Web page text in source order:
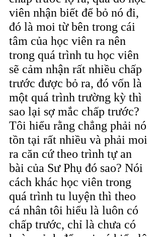
viên nhận biết để bỏ nó đi,
đó là moi từ bên trong cái
tâm của học viên ra nên
trong quá trình tu học viên
sẽ cảm nhận rất nhiều chấp
trước được bỏ ra, đó vốn là
một quá trình trường kỳ thì
sao lại sợ mắc chấp trước?
Tôi hiểu rằng chẳng phải nó
tồn tại rất nhiều và phải moi
ra căn cứ theo trình tự an
bài của Sư Phụ đó sao? Nói
cách khác học viên trong
quá trình tu luyện thì theo
cá nhân tôi hiểu là luôn có
chấp trước, chỉ là chưa có